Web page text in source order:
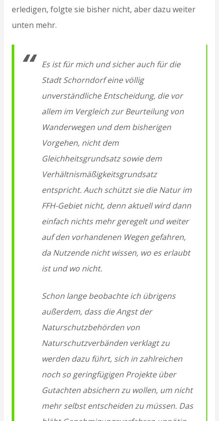
erledigen, folgte sie bisher nicht, aber dazu weiter
unten mehr.
Es ist für mich und sicher auch für die
Stadt Schorndorf eine völlig
unverständliche Entscheidung, die vor
allem im Vergleich zur Beurteilung von
Wanderwegen und dem bisherigen
Vorgehen, nicht dem
Gleichheitsgrundsatz sowie dem
Verhältnismäßigkeitsgrundsatz
entspricht. Auch schützt sie die Natur im
FFH-Gebiet nicht, denn aktuell wird dann
einfach nichts mehr geregelt und weiter
auf den vorhandenen Wegen gefahren,
da Nutzende nicht wissen, wo es erlaubt
ist und wo nicht.
Schon lange beobachte ich übrigens
außerdem, dass die Angst der
Naturschutzbehörden von
Naturschutzverbänden verklagt zu
werden dazu führt, sich in zahlreichen
noch so geringfügigen Projekte über
Gutachten absichern zu wollen, um nicht
mehr selbst entscheiden zu müssen. Das